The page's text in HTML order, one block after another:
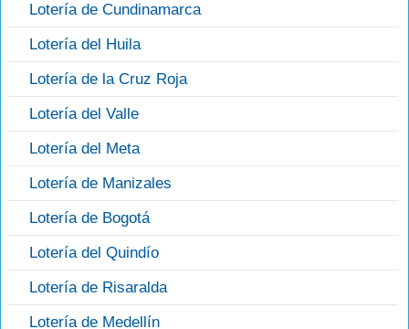
Lotería de Cundinamarca
Lotería del Huila
Lotería de la Cruz Roja
Lotería del Valle
Lotería del Meta
Lotería de Manizales
Lotería de Bogotá
Lotería del Quindío
Lotería de Risaralda
Lotería de Medellín